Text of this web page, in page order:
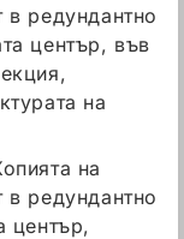
в редундантно
център, във
на
на
в редундантно
център,